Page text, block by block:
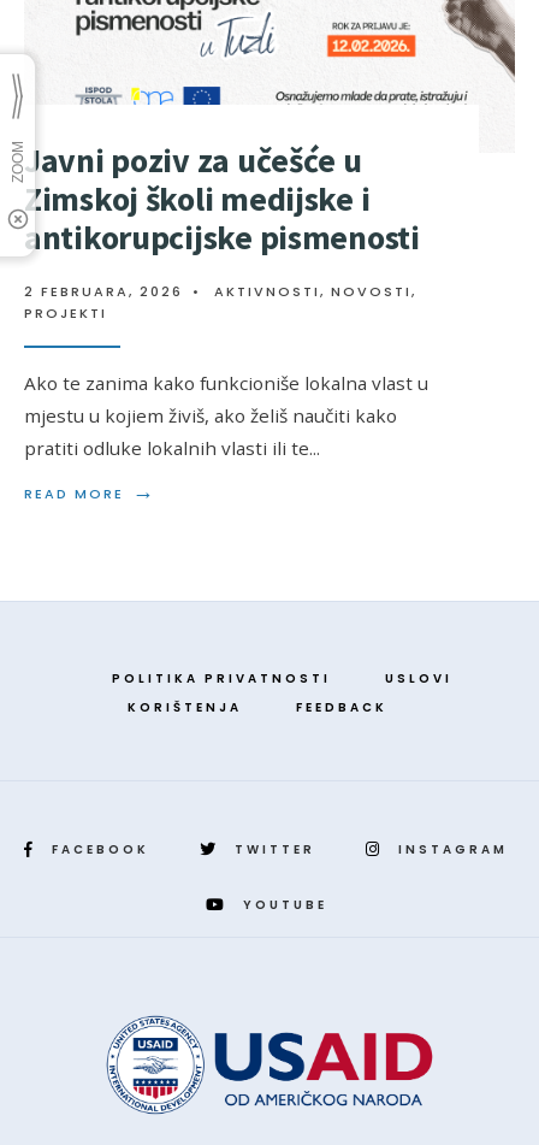
Javni poziv za učešće u
Zimskoj školi medijske i
antikorupcijske pismenosti
2 FEBRUARA, 2026 • AKTIVNOSTI, NOVOSTI,
PROJEKTI
Ako te zanima kako funkcioniše lokalna vlast u
mjestu u kojiem živiš, ako želiš naučiti kako
pratiti odluke lokalnih vlasti ili te...
READ MORE →
POLITIKA PRIVATNOSTI
USLOVI
KORIŠTENJA
FEEDBACK
FACEBOOK TWITTER INSTAGRAM
YOUTUBE